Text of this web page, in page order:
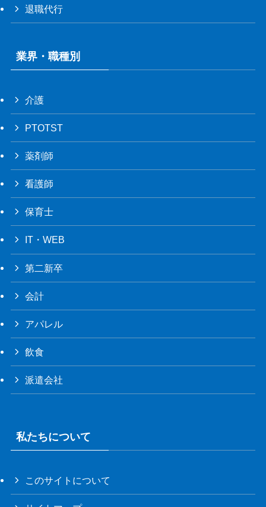
退職代行
業界・職種別
介護
PTOTST
薬剤師
看護師
保育士
IT・WEB
第二新卒
会計
アパレル
飲食
派遣会社
私たちについて
このサイトについて